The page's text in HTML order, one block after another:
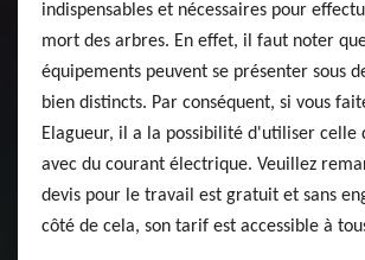
indispensables et nécessaires pour
mort des arbres. En effet, il faut noter
équipements peuvent se présenter sous
bien distincts. Par conséquent, si vous
Elagueur, il a la possibilité d'utiliser celle
avec du courant électrique. Veuillez
devis pour le travail est gratuit et sans
côté de cela, son tarif est accessible à